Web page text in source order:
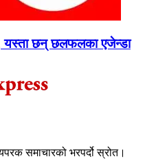
यस्ता छन् छलफलका एजेन्डा
समाचारको भरपर्दो स्रोत।